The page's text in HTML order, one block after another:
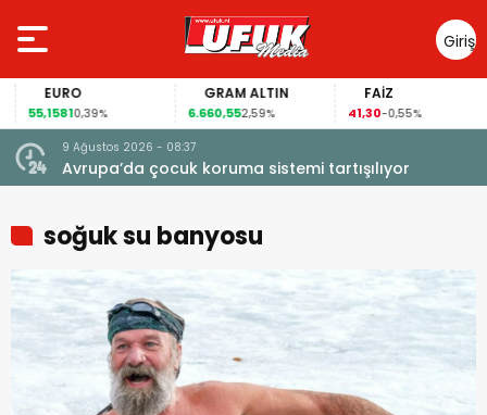
Giriş
Yap
EURO
55,15810,39%
GRAM ALTIN
6.660,552,59%
FAİZ
41,30-0,55%
9 Ağustos 2026 - 08:37
Avrupa’da çocuk koruma sistemi tartışılıyor
soğuk su banyosu